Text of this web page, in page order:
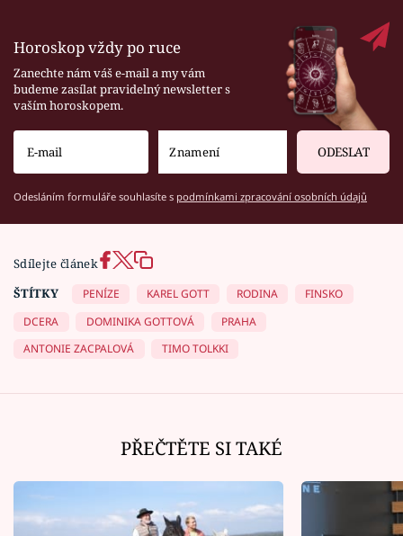
Horoskop vždy po ruce
Zanechte nám váš e-mail a my vám
budeme zasílat pravidelný newsletter s
vaším horoskopem.
ODESLAT
Odesláním formuláře souhlasíte s podmínkami zpracování osobních údajů
Sdílejte článek
ŠTÍTKY
PENÍZE KAREL GOTT RODINA
FINSKO
DCERA
DOMINIKA GOTTOVÁ
PRAHA
ANTONIE ZACPALOVÁ
TIMO TOLKKI
PŘEČTĚTE SI TAKÉ